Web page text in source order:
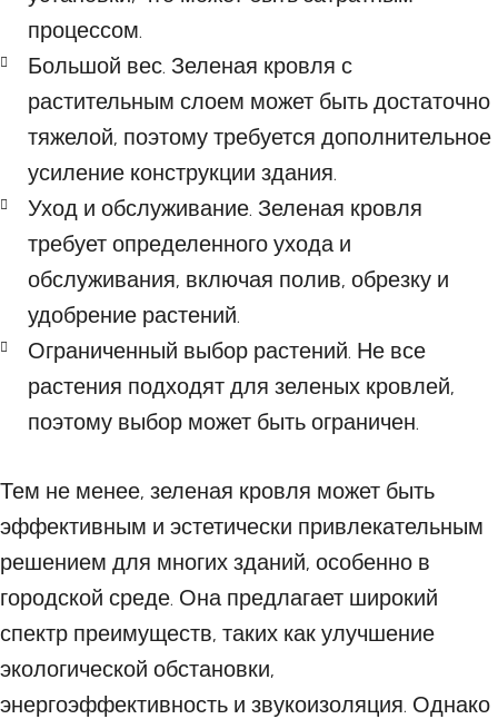
процессом.
Большой вес. Зеленая кровля с
растительным слоем может быть достаточно
тяжелой, поэтому требуется дополнительное
усиление конструкции здания.
Уход и обслуживание. Зеленая кровля
требует определенного ухода и
обслуживания, включая полив, обрезку и
удобрение растений.
Ограниченный выбор растений. Не все
растения подходят для зеленых кровлей,
поэтому выбор может быть ограничен.
Тем не менее, зеленая кровля может быть
эффективным и эстетически привлекательным
решением для многих зданий, особенно в
городской среде. Она предлагает широкий
спектр преимуществ, таких как улучшение
экологической обстановки,
энергоэффективность и звукоизоляция. Однако